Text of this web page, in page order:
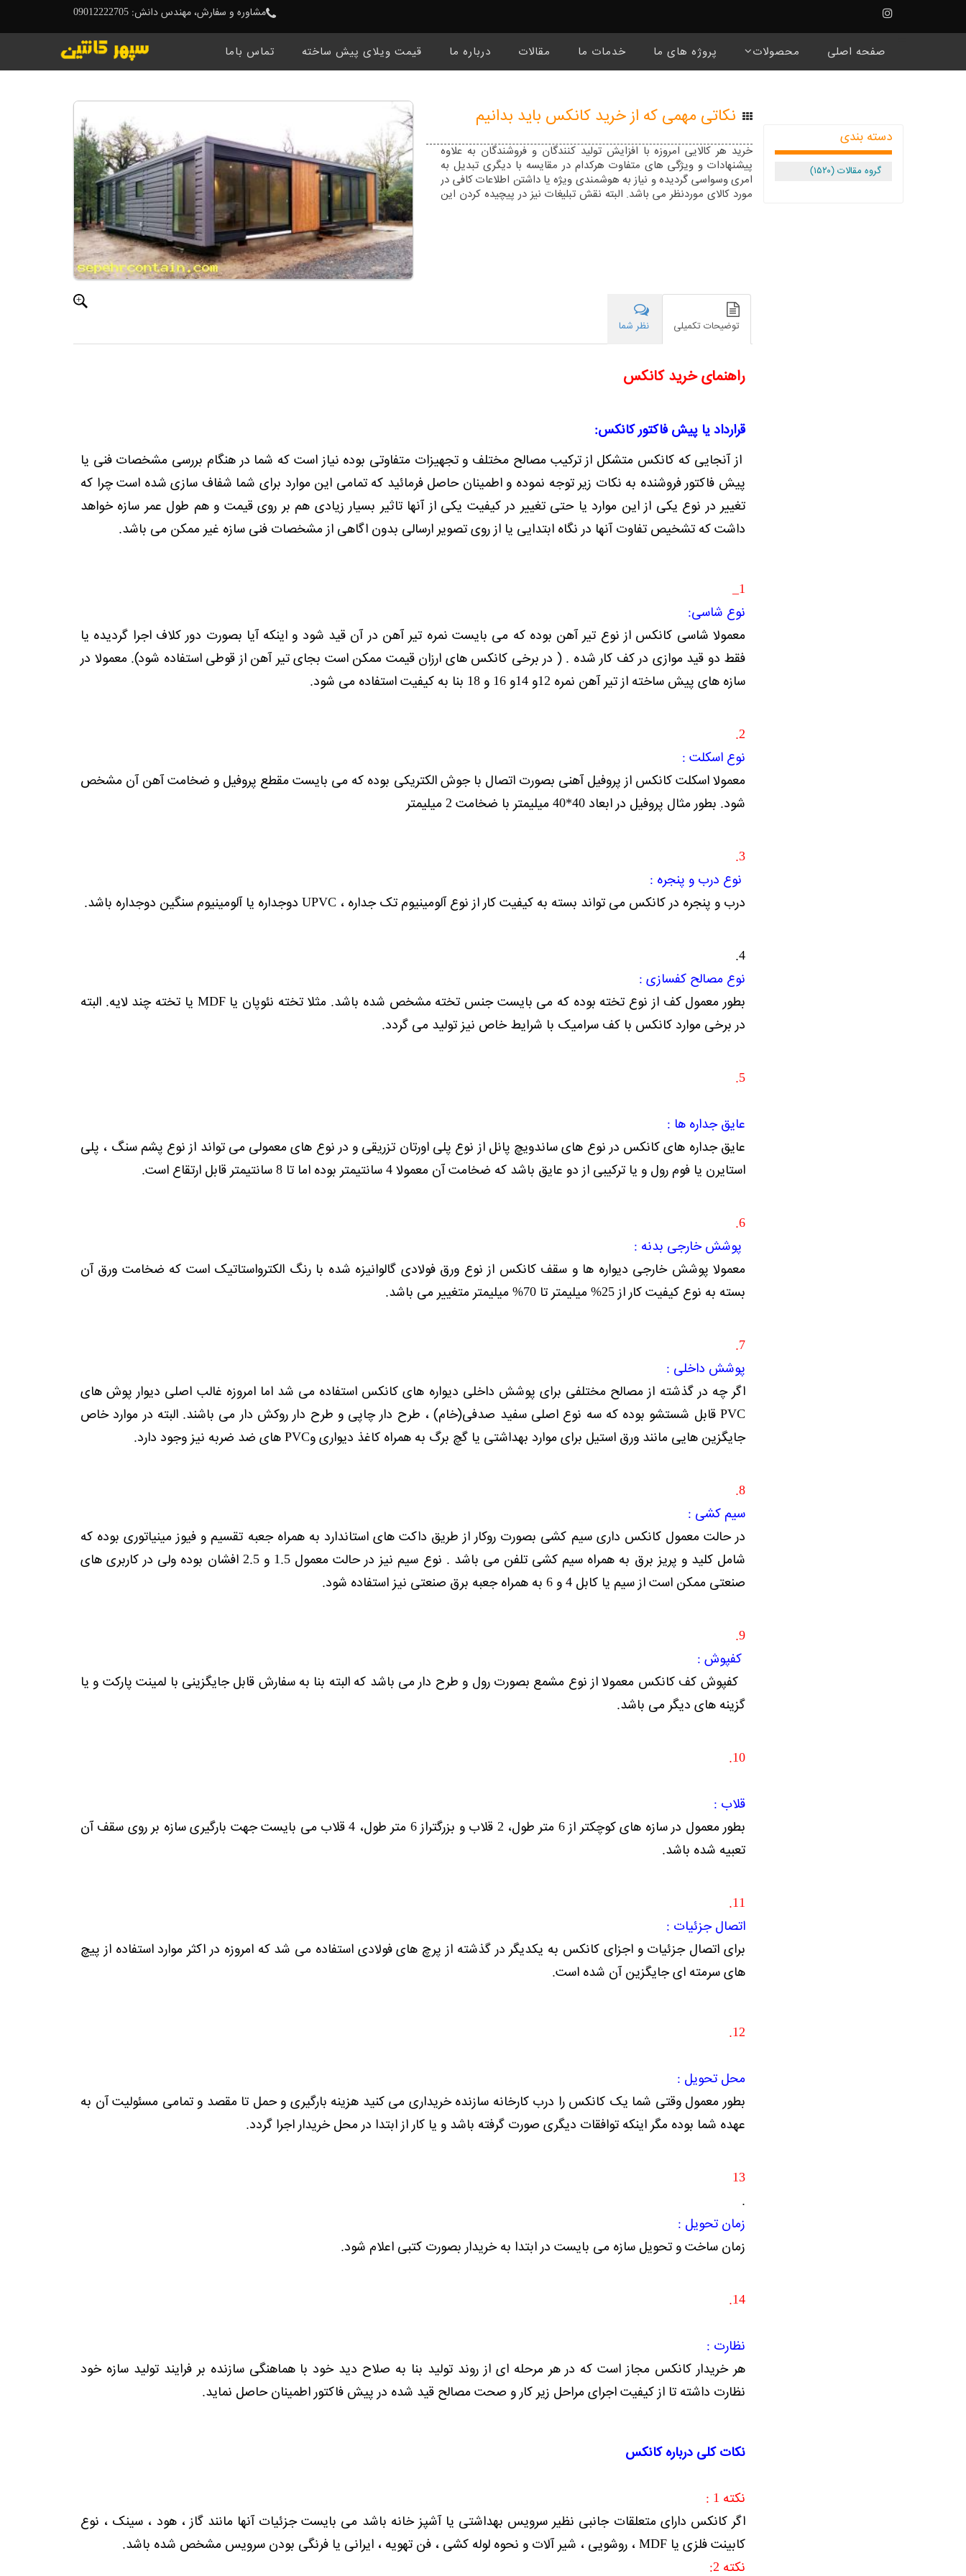
مشاوره و سفارش، مهندس دانش: 09012222705
صفحه اصلی محصولات پروژه های ما خدمات ما مقالات درباره ما قیمت ویلای پیش ساخته تماس باما
دسته بندی
گروه مقالات (۱۵۲۰)
نکاتی مهمی که از خرید کانکس باید بدانیم
خرید هر کالایی امروزه با افزایش تولید کنندگان و فروشندگان به علاوه
پیشنهادات و ویژگی های متفاوت هرکدام در مقایسه با دیگری تبدیل به
امری وسواسی گردیده و نیاز به هوشمندی ویژه یا داشتن اطلاعات کافی در
مورد کالای موردنظر می باشد. البته نقش تبلیغات نیز در پیچیده کردن این
بر اینکه راهنمایی درست در اختیار شما قرار دهد و شما بتوانید محصولات
مختلف را با اطلاعات صحیح با یکدیگر مقایسه کنید.
توضیحات تکمیلی نظر شما
راهنمای خرید کانکس
قرارداد یا پیش فاکتور کانکس:
از آنجایی که کانکس متشکل از ترکیب مصالح مختلف و تجهیزات متفاوتی بوده نیاز است که شما در هنگام بررسی مشخصات فنی یا
پیش فاکتور فروشنده به نکات زیر توجه نموده و اطمینان حاصل فرمائید که تمامی این موارد برای شما شفاف سازی شده است چرا که
تغییر در نوع یکی از این موارد یا حتی تغییر در کیفیت یکی از آنها تاثیر بسیار زیادی هم بر روی قیمت و هم طول عمر سازه خواهد
داشت که تشخیص تفاوت آنها در نگاه ابتدایی یا از روی تصویر ارسالی بدون اگاهی از مشخصات فنی سازه غیر ممکن می باشد.
1_
نوع شاسی:
معمولا شاسی کانکس از نوع تیر آهن بوده که می بایست نمره تیر آهن در آن قید شود و اینکه آیا بصورت دور کلاف اجرا گردیده یا
فقط دو قید موازی در کف کار شده . ( در برخی کانکس های ارزان قیمت ممکن است بجای تیر آهن از قوطی استفاده شود). معمولا در
سازه های پیش ساخته از تیر آهن نمره 12و 14و 16 و 18 بنا به کیفیت استفاده می شود.
2.
نوع اسکلت :
معمولا اسکلت کانکس از پروفیل آهنی بصورت اتصال با جوش الکتریکی بوده که می بایست مقطع پروفیل و ضخامت آهن آن مشخص
شود. بطور مثال پروفیل در ابعاد 40*40 میلیمتر با ضخامت 2 میلیمتر
3.
نوع درب و پنجره :
درب و پنجره در کانکس می تواند بسته به کیفیت کار از نوع آلومینیوم تک جداره ، UPVC دوجداره یا آلومینیوم سنگین دوجداره باشد.
4.
نوع مصالح کفسازی :
بطور معمول کف از نوع تخته بوده که می بایست جنس تخته مشخص شده باشد. مثلا تخته نئوپان یا MDF یا تخته چند لایه. البته
در برخی موارد کانکس با کف سرامیک با شرایط خاص نیز تولید می گردد.
5.
عایق جداره ها :
عایق جداره های کانکس در نوع های ساندویچ پانل از نوع پلی اورتان تزریقی و در نوع های معمولی می تواند از نوع پشم سنگ ، پلی
استایرن یا فوم رول و یا ترکیبی از دو عایق باشد که ضخامت آن معمولا 4 سانتیمتر بوده اما تا 8 سانتیمتر قابل ارتقاع است.
6.
پوشش خارجی بدنه :
معمولا پوشش خارجی دیواره ها و سقف کانکس از نوع ورق فولادی گالوانیزه شده با رنگ الکترواستاتیک است که ضخامت ورق آن
بسته به نوع کیفیت کار از 25% میلیمتر تا 70% میلیمتر متغییر می باشد.
7.
پوشش داخلی :
اگر چه در گذشته از مصالح مختلفی برای پوشش داخلی دیواره های کانکس استفاده می شد اما امروزه غالب اصلی دیوار پوش های
PVC قابل شستشو بوده که سه نوع اصلی سفید صدفی(خام) ، طرح دار چاپی و طرح دار روکش دار می باشند. البته در موارد خاص
جایگزین هایی مانند ورق استیل برای موارد بهداشتی یا گچ برگ به همراه کاغذ دیواری وPVC های ضد ضربه نیز وجود دارد.
8.
سیم کشی :
در حالت معمول کانکس داری سیم کشی بصورت روکار از طریق داکت های استاندارد به همراه جعبه تقسیم و فیوز مینیاتوری بوده که
شامل کلید و پریز برق به همراه سیم کشی تلفن می باشد . نوع سیم نیز در حالت معمول 1.5 و 2.5 افشان بوده ولی در کاربری های
صنعتی ممکن است از سیم یا کابل 4 و 6 به همراه جعبه برق صنعتی نیز استفاده شود.
9.
کفپوش :
کفپوش کف کانکس معمولا از نوع مشمع بصورت رول و طرح دار می باشد که البته بنا به سفارش قابل جایگزینی با لمینت پارکت و یا
گزینه های دیگر می باشد.
10.
قلاب :
بطور معمول در سازه های کوچکتر از 6 متر طول، 2 قلاب و بزرگتراز 6 متر طول، 4 قلاب می بایست جهت بارگیری سازه بر روی سقف آن
تعبیه شده باشد.
11.
اتصال جزئیات :
برای اتصال جزئیات و اجزای کانکس به یکدیگر در گذشته از پرچ های فولادی استفاده می شد که امروزه در اکثر موارد استفاده از پیچ
های سرمته ای جایگزین آن شده است.
12.
محل تحویل :
بطور معمول وقتی شما یک کانکس را درب کارخانه سازنده خریداری می کنید هزینه بارگیری و حمل تا مقصد و تمامی مسئولیت آن به
عهده شما بوده مگر اینکه توافقات دیگری صورت گرفته باشد و یا کار از ابتدا در محل خریدار اجرا گردد.
13
.
زمان تحویل :
زمان ساخت و تحویل سازه می بایست در ابتدا به خریدار بصورت کتبی اعلام شود.
14.
نظارت :
هر خریدار کانکس مجاز است که در هر مرحله ای از روند تولید بنا به صلاح دید خود با هماهنگی سازنده بر فرایند تولید سازه خود
نظارت داشته تا از کیفیت اجرای مراحل زیر کار و صحت مصالح قید شده در پیش فاکتور اطمینان حاصل نماید.
نکات کلی درباره کانکس
نکته 1 :
اگر کانکس دارای متعلقات جانبی نظیر سرویس بهداشتی یا آشپز خانه باشد می بایست جزئیات آنها مانند گاز ، هود ، سینک ، نوع
کابینت فلزی یا MDF ، روشویی ، شیر آلات و نحوه لوله کشی ، فن تهویه ، ایرانی یا فرنگی بودن سرویس مشخص شده باشد.
نکته 2: